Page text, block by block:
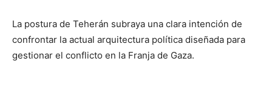
La postura de Teherán subraya una clara intención de
confrontar la actual arquitectura política diseñada para
gestionar el conflicto en la Franja de Gaza.